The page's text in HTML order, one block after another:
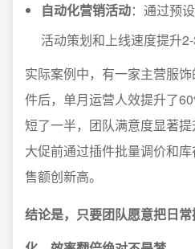
自动化营销活动：通过预
活动策划和上线速度提升2-
实际案例中，有一家主营服
件后，单月运营人效提升了
短了一半，团队满意度显著
大促前通过插件批量调价和
售额创新高。
结论是，只要团队愿意把日